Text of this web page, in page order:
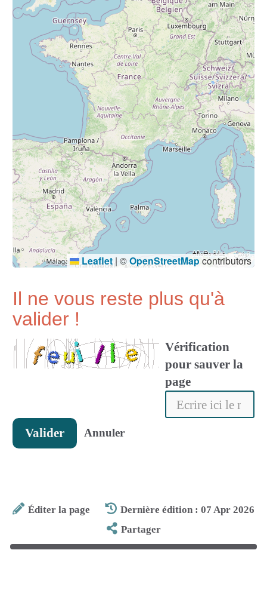
Leaflet | ©OpenStreetMap contributors
Il ne vous reste plus qu'à
valider !
Vérification
pour sauver la
page
Valider Annuler
Éditer la page
Dernière édition : 07 Apr 2026
Partager